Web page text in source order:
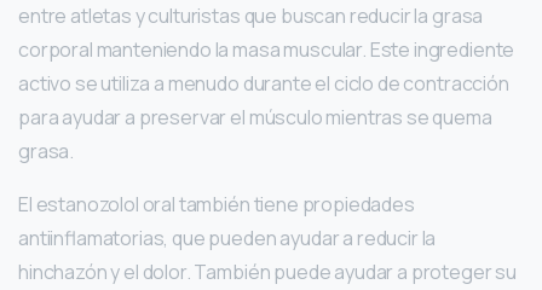
entre atletas y culturistas que buscan reducir la grasa
corporal manteniendo la masa muscular. Este ingrediente
activo se utiliza a menudo durante el ciclo de contracción
para ayudar a preservar el músculo mientras se quema
grasa.
El estanozolol oral también tiene propiedades
antiinflamatorias, que pueden ayudar a reducir la
hinchazón y el dolor. También puede ayudar a proteger su